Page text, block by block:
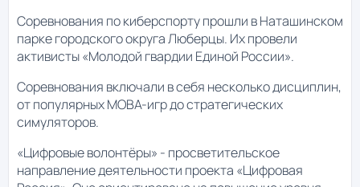
Соревнования по киберспорту прошли в Наташинском
парке городского округа Люберцы. Их провели
активисты «Молодой гвардии Единой России».
Соревнования включали в себя несколько дисциплин,
от популярных MOBA-игр до стратегических
симуляторов.
«Цифровые волонтёры» - просветительское
направление деятельности проекта «Цифровая